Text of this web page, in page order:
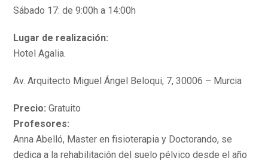
Sábado 17: de 9:00h a 14:00h
Lugar de realización:
Hotel Agalia.
Av. Arquitecto Miguel Ángel Beloqui, 7, 30006 – Murcia
Precio: Gratuito
Profesores:
Anna Abelló, Master en fisioterapia y Doctorando, se
dedica a la rehabilitación del suelo pélvico desde el año